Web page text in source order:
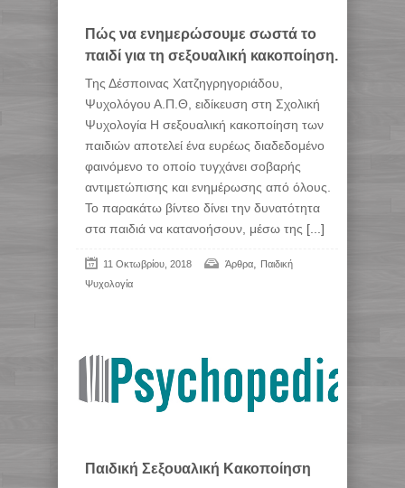
Πώς να ενημερώσουμε σωστά το
παιδί για τη σεξουαλική κακοποίηση.
Της Δέσποινας Χατζηγρηγοριάδου,
Ψυχολόγου Α.Π.Θ, ειδίκευση στη Σχολική
Ψυχολογία Η σεξουαλική κακοποίηση των
παιδιών αποτελεί ένα ευρέως διαδεδομένο
φαινόμενο το οποίο τυγχάνει σοβαρής
αντιμετώπισης και ενημέρωσης από όλους.
Το παρακάτω βίντεο δίνει την δυνατότητα
στα παιδιά να κατανοήσουν, μέσω της [...]
11 Οκτωβρίου, 2018 Άρθρα, Παιδική
Ψυχολογία
Παιδική Σεξουαλική Κακοποίηση